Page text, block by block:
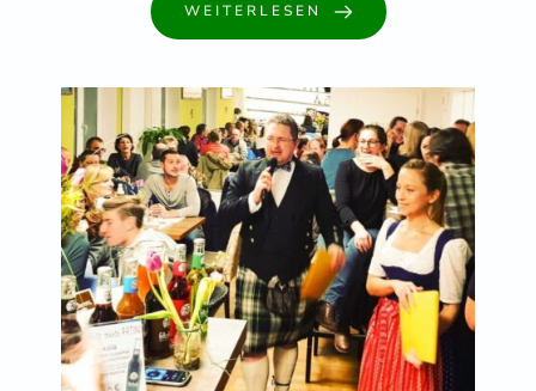
WEITERLESEN